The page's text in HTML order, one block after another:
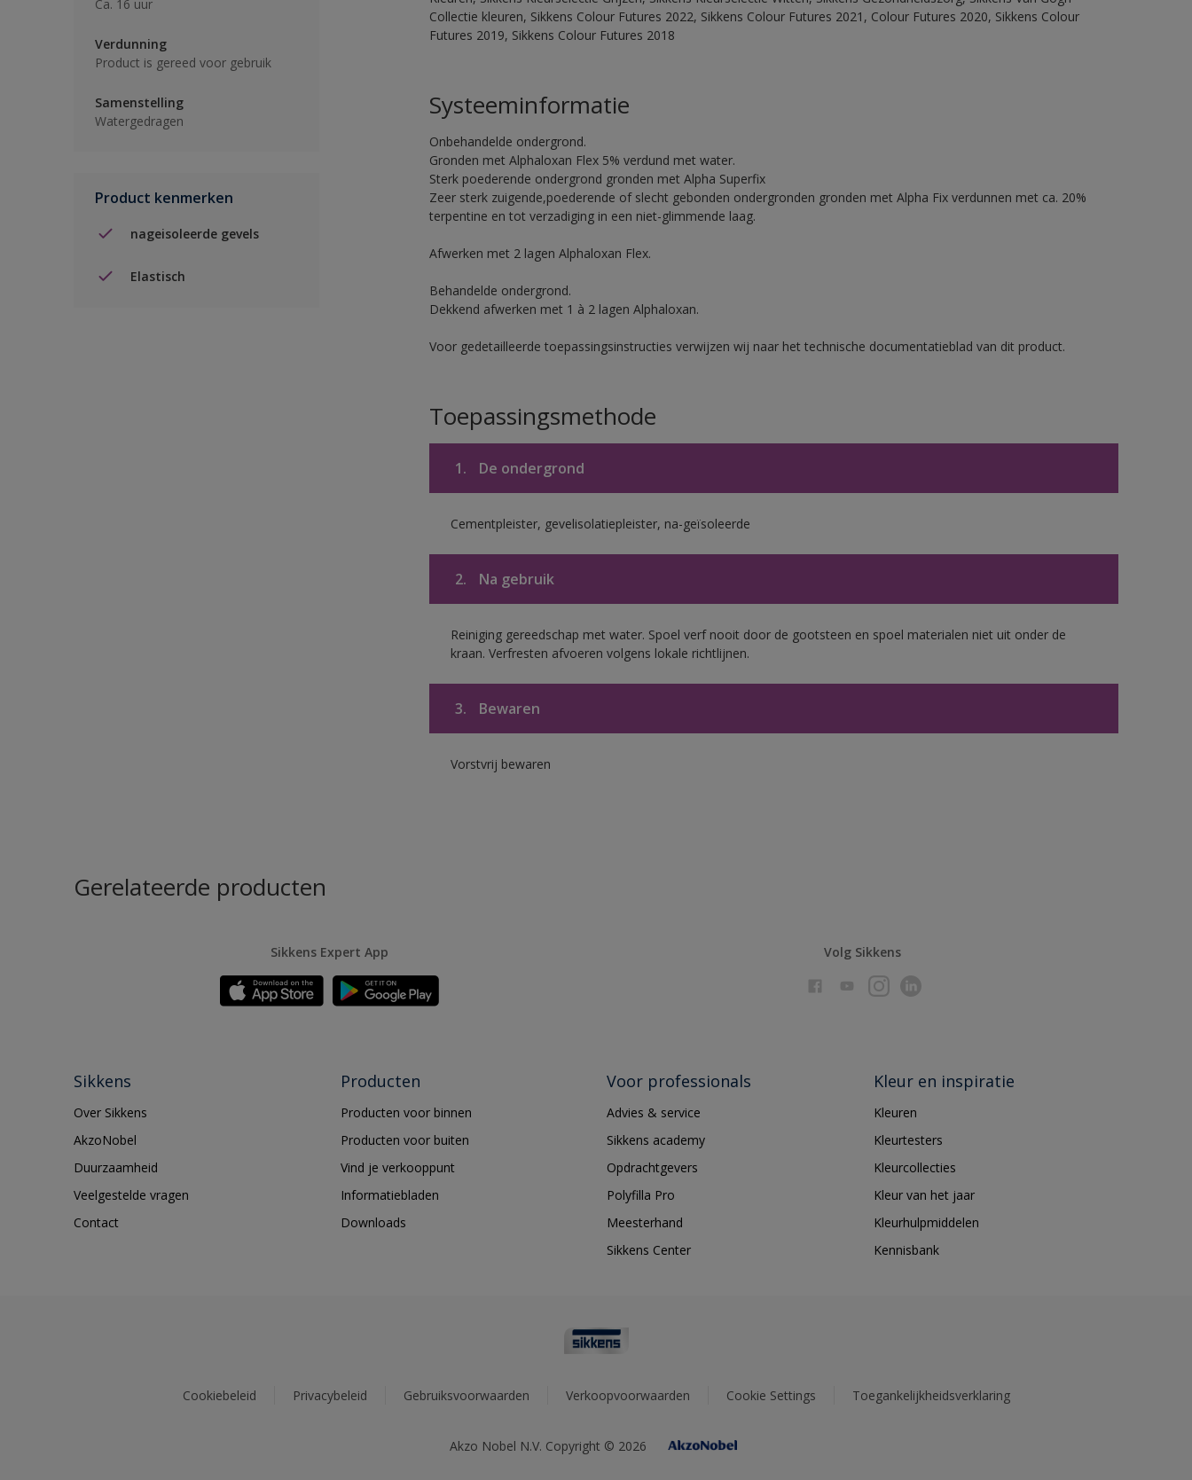
Ca. 16 uur
Verdunning
Product is gereed voor gebruik
Samenstelling
Watergedragen
Product kenmerken
nageisoleerde gevels
Elastisch
Collectie kleuren, Sikkens Colour Futures 2022, Sikkens Colour Futures 2021, Colour Futures 2020, Sikkens Colour
Futures 2019, Sikkens Colour Futures 2018
Systeeminformatie
Onbehandelde ondergrond.
Gronden met Alphaloxan Flex 5% verdund met water.
Sterk poederende ondergrond gronden met Alpha Superfix
Zeer sterk zuigende,poederende of slecht gebonden ondergronden gronden met Alpha Fix verdunnen met ca. 20%
terpentine en tot verzadiging in een niet-glimmende laag.
Afwerken met 2 lagen Alphaloxan Flex.
Behandelde ondergrond.
Dekkend afwerken met 1 à 2 lagen Alphaloxan.
Voor gedetailleerde toepassingsinstructies verwijzen wij naar het technische documentatieblad van dit product.
Toepassingsmethode
1. De ondergrond
Cementpleister, gevelisolatiepleister, na-geïsoleerde
2. Na gebruik
Reiniging gereedschap met water. Spoel verf nooit door de gootsteen en spoel materialen niet uit onder de
kraan. Verfresten afvoeren volgens lokale richtlijnen.
3. Bewaren
Vorstvrij bewaren
Gerelateerde producten
Sikkens Expert App Volg Sikkens
Sikkens
Over Sikkens
AkzoNobel
Duurzaamheid
Veelgestelde vragen
Contact
Producten
Producten voor binnen
Producten voor buiten
Vind je verkooppunt
Informatiebladen
Downloads
Voor professionals
Advies & service
Sikkens academy
Opdrachtgevers
Polyfilla Pro
Meesterhand
Sikkens Center
Kleur en inspiratie
Kleuren
Kleurtesters
Kleurcollecties
Kleur van het jaar
Kleurhulpmiddelen
Kennisbank
Cookiebeleid Privacybeleid Gebruiksvoorwaarden Verkoopvoorwaarden Cookie Settings Toegankelijkheidsverklaring
Akzo Nobel N.V. Copyright © 2026